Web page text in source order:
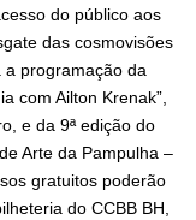
do público aos
das cosmovisões
a programação da
com Ailton Krenak”,
e da 9ª edição do
Arte da Pampulha –
gratuitos poderão
do CCBB BH,